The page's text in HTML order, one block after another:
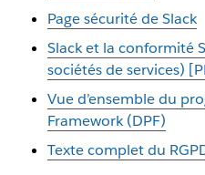
Page sécurité de Slack
Slack et la conformité
sociétés de services)
Vue d’ensemble du
Framework (DPF)
Texte complet du